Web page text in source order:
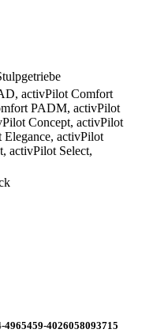
activPilot Comfort
PADM, activPilot
Concept, activPilot
activPilot
activPilot Select,
4026058093715